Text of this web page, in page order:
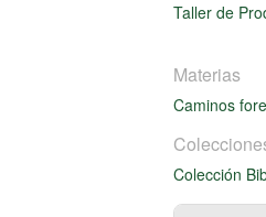
Taller de
Materias
Caminos
Colección